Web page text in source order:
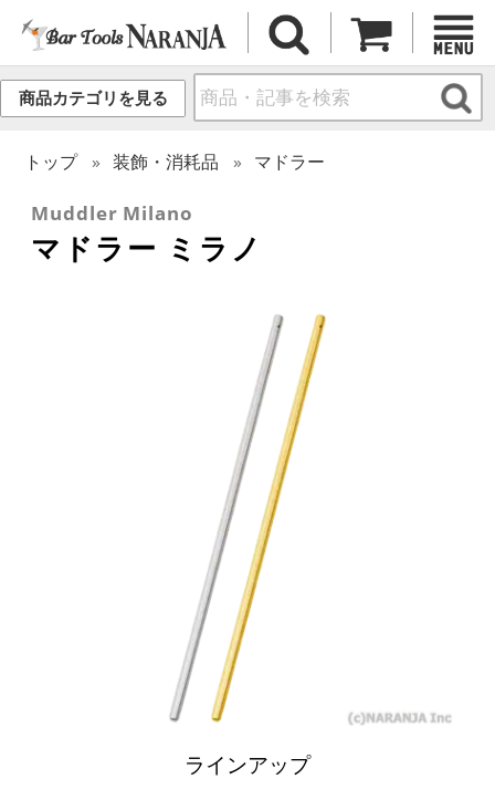
商品カテゴリを見る
トップ 装飾・消耗品 マドラー
Muddler Milano
マドラー ミラノ
ラインアップ